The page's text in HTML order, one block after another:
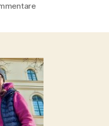
zu
20a6436efdc2